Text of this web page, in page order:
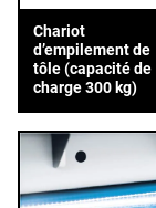
Chariot
d’empilement de
tôle (capacité de
charge 300 kg)